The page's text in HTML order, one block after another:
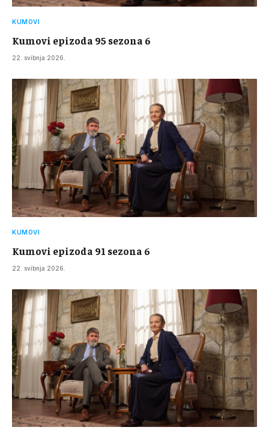
KUMOVI
Kumovi epizoda 95 sezona 6
22. svibnja 2026.
KUMOVI
Kumovi epizoda 91 sezona 6
22. svibnja 2026.